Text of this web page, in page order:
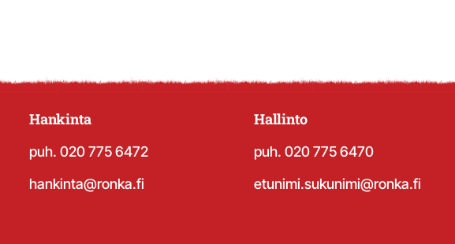
Hankinta
puh. 020 775 6472
hankinta@ronka.fi
Hallinto
puh. 020 775 6470
etunimi.sukunimi@ronka.fi